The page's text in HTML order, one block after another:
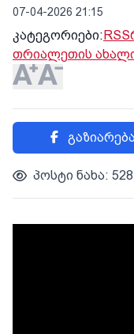
07-04-2026 21:15
კატეგორიები:RSS
თრიალეთის ახალი
გაზიარება
პოსტი ნახა: